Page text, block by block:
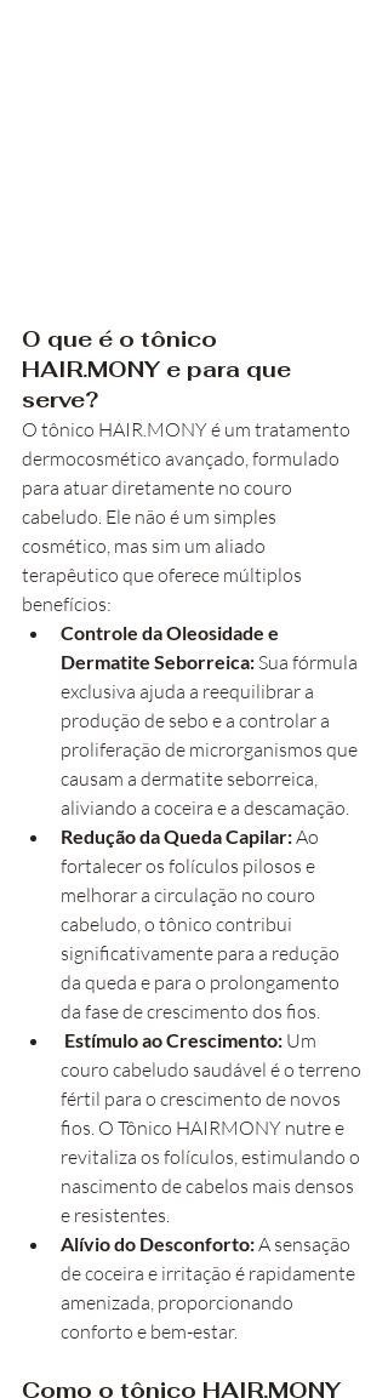
O que é o tônico
HAIR.MONY e para que
serve?
O tônico HAIR.MONY é um tratamento
dermocosmético avançado, formulado
para atuar diretamente no couro
cabeludo. Ele não é um simples
cosmético, mas sim um aliado
terapêutico que oferece múltiplos
benefícios:
Controle da Oleosidade e
Dermatite Seborreica: Sua fórmula
exclusiva ajuda a reequilibrar a
produção de sebo e a controlar a
proliferação de microrganismos que
causam a dermatite seborreica,
aliviando a coceira e a descamação.
Redução da Queda Capilar: Ao
fortalecer os folículos pilosos e
melhorar a circulação no couro
cabeludo, o tônico contribui
significativamente para a redução
da queda e para o prolongamento
da fase de crescimento dos fios.
Estímulo ao Crescimento: Um
couro cabeludo saudável é o terreno
fértil para o crescimento de novos
fios. O Tônico HAIRMONY nutre e
revitaliza os folículos, estimulando o
nascimento de cabelos mais densos
e resistentes.
Alívio do Desconforto: A sensação
de coceira e irritação é rapidamente
amenizada, proporcionando
conforto e bem-estar.
Como o tônico HAIR.MONY